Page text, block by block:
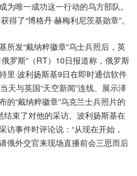
为唯一成功这一行动的乌方部队。
得了“博格丹·赫梅利尼茨基勋章”。
所发“戴纳粹徽章”乌士兵照后，英
罗斯”（RT）10日报道称，俄罗斯
里·波利扬斯基9日在即时通信软件
天与英国“天空新闻”连线、展示泽
的“戴纳粹徽章”乌克兰士兵照片的
结束了对他的采访。波利扬斯基在
访事件时评论说：“从现在开始，
俄外交官来现场直播前会三思而后